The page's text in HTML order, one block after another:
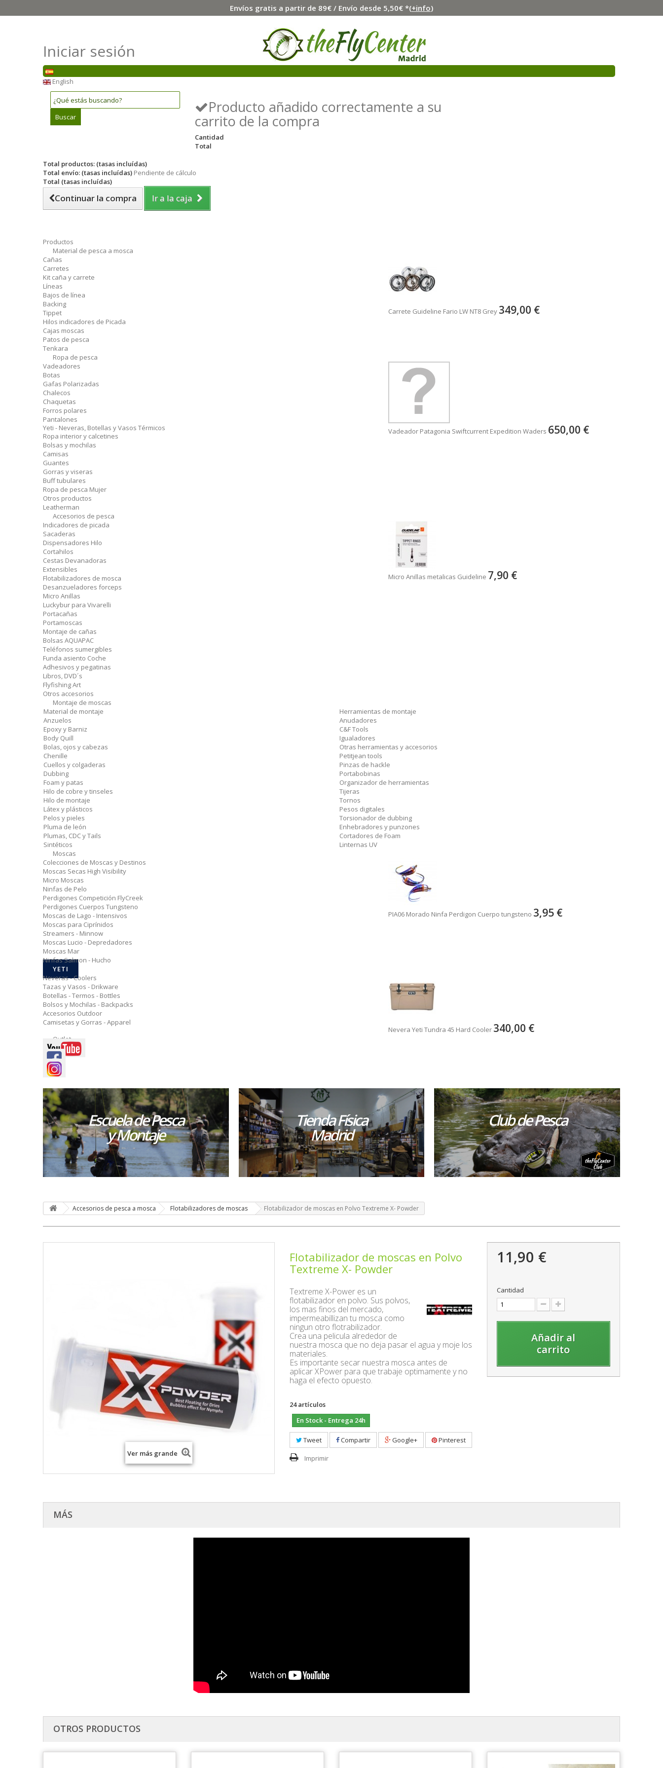
Envíos gratis a partir de 89€ / Envío desde 5,50€ *(+info)
Iniciar sesión
English
Buscar
Producto añadido correctamente a su
carrito de la compra
Cantidad
Total
Total productos: (tasas incluídas)
Total envío: (tasas incluídas) Pendiente de cálculo
Total (tasas incluídas)
Continuar la compra Ir a la caja
Productos
Material de pesca a mosca
Cañas
Carretes
Kit caña y carrete
Líneas
Bajos de línea
Backing
Tippet
Hilos indicadores de Picada
Cajas moscas
Patos de pesca
Tenkara
Carrete Guideline Fario LW NT8 Grey 349,00 €
Ropa de pesca
Vadeadores
Botas
Gafas Polarizadas
Chalecos
Chaquetas
Forros polares
Pantalones
Yeti - Neveras, Botellas y Vasos Térmicos
Ropa interior y calcetines
Bolsas y mochilas
Camisas
Guantes
Gorras y viseras
Buff tubulares
Ropa de pesca Mujer
Otros productos
Leatherman
Vadeador Patagonia Swiftcurrent Expedition Waders 650,00 €
Accesorios de pesca
Indicadores de picada
Sacaderas
Dispensadores Hilo
Cortahilos
Cestas Devanadoras
Extensibles
Flotabilizadores de mosca
Desanzueladores forceps
Micro Anillas
Luckybur para Vivarelli
Portacañas
Portamoscas
Montaje de cañas
Bolsas AQUAPAC
Teléfonos sumergibles
Funda asiento Coche
Adhesivos y pegatinas
Libros, DVD´s
Flyfishing Art
Otros accesorios
Micro Anillas metalicas Guideline 7,90 €
Montaje de moscas
Material de montaje
Anzuelos
Epoxy y Barniz
Body Quill
Bolas, ojos y cabezas
Chenille
Cuellos y colgaderas
Dubbing
Foam y patas
Hilo de cobre y tinseles
Hilo de montaje
Látex y plásticos
Pelos y pieles
Pluma de león
Plumas, CDC y Tails
Sintéticos
Herramientas de montaje
Anudadores
C&F Tools
Igualadores
Otras herramientas y accesorios
Petitjean tools
Pinzas de hackle
Portabobinas
Organizador de herramientas
Tijeras
Tornos
Pesos digitales
Torsionador de dubbing
Enhebradores y punzones
Cortadores de Foam
Linternas UV
Moscas
Colecciones de Moscas y Destinos
Moscas Secas High Visibility
Micro Moscas
Ninfas de Pelo
Perdigones Competición FlyCreek
Perdigones Cuerpos Tungsteno
Moscas de Lago - Intensivos
Moscas para Ciprínidos
Streamers - Minnow
Moscas Lucio - Depredadores
Moscas Mar
Ninfas Salmon - Hucho
PIA06 Morado Ninfa Perdigon Cuerpo tungsteno 3,95 €
YETI
Neveras - Coolers
Tazas y Vasos - Drikware
Botellas - Termos - Bottles
Bolsos y Mochilas - Backpacks
Accesorios Outdoor
Camisetas y Gorras - Apparel
Nevera Yeti Tundra 45 Hard Cooler 340,00 €
Outlet
Escuela de Pesca
y Montaje
Tienda Física
Madrid
Club de Pesca
Accesorios de pesca a mosca Flotabilizadores de moscas Flotabilizador de moscas en Polvo Textreme X- Powder
Ver más grande
Flotabilizador de moscas en Polvo
Textreme X- Powder
Textreme X-Power es un
flotabilizador en polvo. Sus polvos,
los mas finos del mercado,
impermeabillizan tu mosca como
ningun otro flotrabilizador.
Crea una pelicula alrededor de
nuestra mosca que no deja pasar el agua y moje los
materiales.
Es importante secar nuestra mosca antes de
aplicar XPower para que trabaje optimamente y no
haga el efecto opuesto.
24 artículos
En Stock - Entrega 24h
Tweet Compartir Google+ Pinterest
Imprimir
11,90 €
Cantidad
Añadir al
carrito
MÁS
OTROS PRODUCTOS